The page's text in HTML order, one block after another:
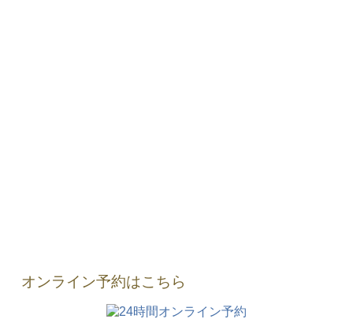
オンライン予約はこちら